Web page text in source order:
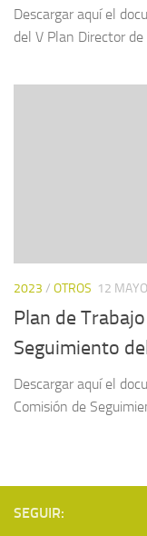
Descargar aquí el
del V Plan Director de
2023 / OTROS 12
Plan de
Seguimiento
Descargar aquí el
Comisión de
SEGUIR: